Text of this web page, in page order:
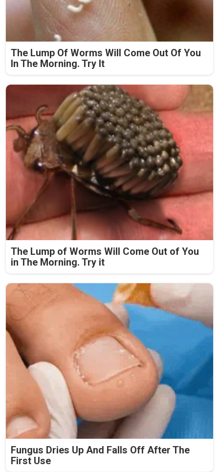
The Lump Of Worms Will Come Out Of You
In The Morning. Try It
The Lump of Worms Will Come Out of You
in The Morning. Try it
Fungus Dries Up And Falls Off After The
First Use